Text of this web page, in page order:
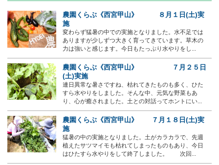
農園くらぶ《西宮甲山》 ８月１日(土)実
施
変わらず猛暑の中での実施となりました。水不足では
ありますが少しずつ大きく育ってきています。草木の
力は強いと感じます。今日もたっぷり水やりをし...
農園くらぶ《西宮甲山》 ７月２５日
(土)実施
連日異常な暑さですね、枯れてきたものも多く、ひた
すら水やりをしました。そんな中、元気な野菜もあ
り、心が癒されました。土との対話ってホントにい...
農園くらぶ《西宮甲山》 ７月１８日(土)実
施
猛暑の中の実施となりました。土がカラカラで、先週
植えたサツマイモも枯れてしまったものもあり、今日
はひたすら水やりをして終了しました。 次回...